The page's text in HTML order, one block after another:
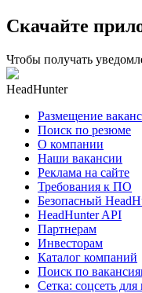
Скачайте
Чтобы получать
HeadHunter
Размещение
Поиск по резюме
О компании
Наши вакансии
Реклама на сайте
Требования к ПО
Безопасный
HeadHunter API
Партнерам
Инвесторам
Каталог компаний
Поиск по
Сетка: соцсеть для